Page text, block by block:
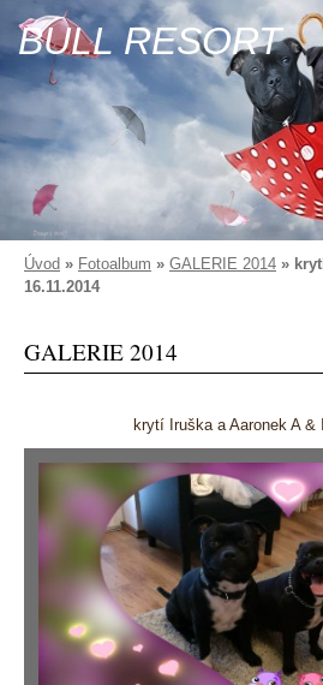
BULL RESORT
Úvod » Fotoalbum » GALERIE 2014 »
16.11.2014
GALERIE 2014
krytí Iruška a Aaronek A &